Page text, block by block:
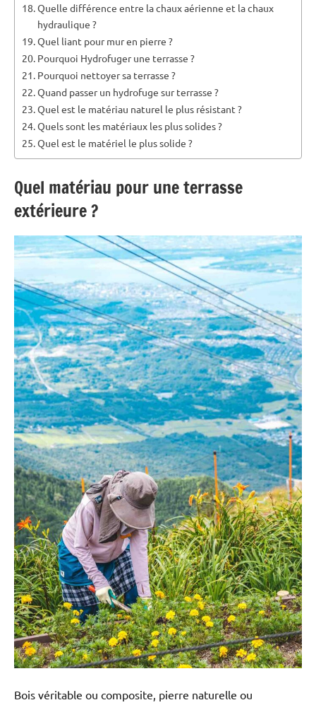
Quelle différence entre la chaux aérienne et la chaux
hydraulique ?
Quel liant pour mur en pierre ?
Pourquoi Hydrofuger une terrasse ?
Pourquoi nettoyer sa terrasse ?
Quand passer un hydrofuge sur terrasse ?
Quel est le matériau naturel le plus résistant ?
Quels sont les matériaux les plus solides ?
Quel est le matériel le plus solide ?
Quel matériau pour une terrasse
extérieure ?
Bois véritable ou composite, pierre naturelle ou